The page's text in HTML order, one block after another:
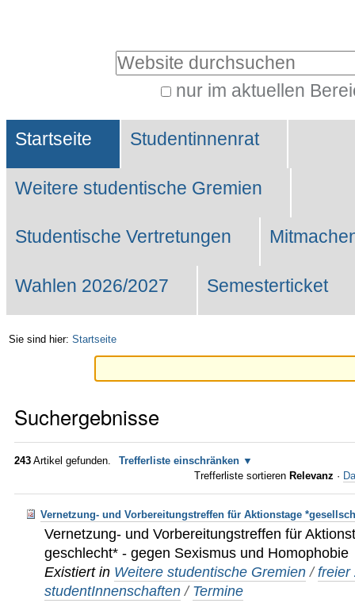
Website durchsuchen
nur im aktuellen
Suche…
Sektionen
Startseite Studentinnenrat
Weitere studentische Gremien
Studentische Vertretungen
Wahlen 2026/2027 Semesterticket
Sie sind hier: Startseite
Suchergebnisse
243 Artikel gefunden.
Trefferliste einschränken
Trefferliste sortieren Relevanz ·
Vernetzung- und Vorbereitungstreffen für Aktionstage
Vernetzung- und Vorbereitungstreffen für
geschlecht* - gegen Sexismus und Homophobie
Existiert in Weitere studentische Gremien /freier
studentInnenschaften / Termine